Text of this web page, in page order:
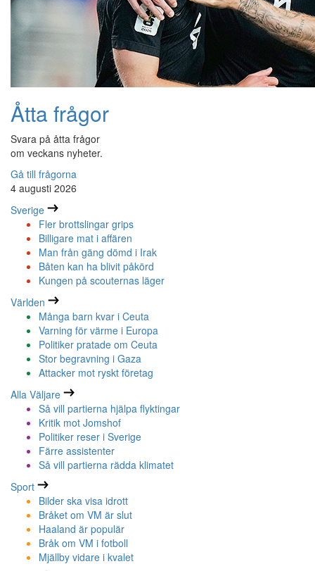
Åtta frågor
Svara på åtta frågor
om veckans nyheter.
Gå till frågorna
4 augusti 2026
Sverige
Fler brottslingar grips
Billigare mat i affären
Man från gäng dömd i Irak
Båten kan ha blivit påkörd
Kungen på scouternas läger
Världen
Många barn kvar i Ceuta
Varning för värme i Europa
Politiker pratade om Ceuta
Stor begravning i Gaza
Attacker mot ryskt företag
Alla Väljare
Så vill partierna hjälpa flyktingar
Kritik mot Jomshof
Politiker reser i Sverige
Färre assistenter
Så vill partierna rädda klimatet
Sport
Bilder ska visa idrott
Bråket om VM är slut
Haaland är populär
Bråk om VM i fotboll
Mjällby vidare i kvalet